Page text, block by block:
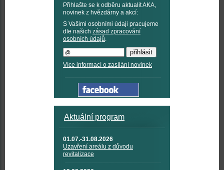
Přihlašte se k odběru aktualit AKA,
novinek z hvězdárny a akcí:
S Vašimi osobními údaji pracujeme
dle našich zásad zpracování
osobních údajů
Více informací o zasílání novinek
Aktuální program
01.07.-31.08.2026
Uzavření areálu z důvodu
revitalizace